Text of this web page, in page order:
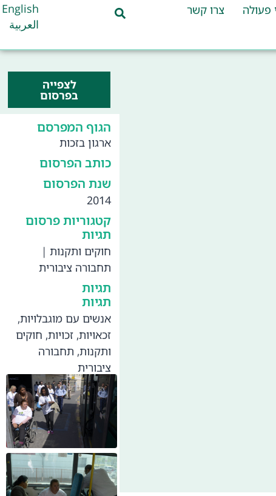
פעולה צרו קשר
English
العربية
לצפייה
בפרסום
הגוף המפרסם
ארגון בזכות
כותב הפרסום
שנת הפרסום
2014
קטגוריות פרסום
תגיות
חוקים ותקנות |
תחבורה ציבורית
תגיות
תגיות
אנשים עם מוגבלויות,
זכאויות,זכויות, חוקים
ותקנות, תחבורה
ציבורית